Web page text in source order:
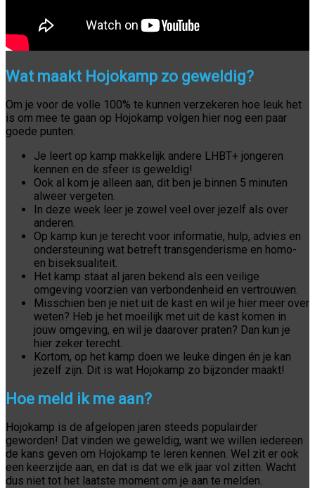
Wat maakt Hojokamp zo geweldig?
Om je voor de volle 100% te kunnen verzekeren hoe leuk het
is om mee te gaan op Hojokamp volgen hier nog een paar
goede punten:
Je leert op kamp makkelijk andere LHBT+ jongeren
kennen en de sfeer is geweldig!
Ook al kom je alleen aan, dit ben je binnen 5 minuten
alweer vergeten.
In deze week leer je zowel veel over jezelf als over
anderen.
Op kamp kun je terecht voor informatie, hulp, advies en
ondersteuning wat betreft transgenderisme en homo-
en biseksualiteit.
Het kamp staat al jaren bekend als een veilige
omgeving voorzien van verbondenheid en vertrouwen.
Misschien ben je niet uit de kast en wil je hier meer over
weten? Heb je het moeilijk met uit de kast komen in
jouw omgeving, en wil je daarover praten? Dan kun je
hier zeker terecht.
Kortom, op het kamp doen we leuke dingen én je kan
jezelf zijn. Dit is wat Hojokamp zo bijzonder maakt!
Hoe meld ik me aan?
Hojokamp is de afgelopen jaren steeds populairder
geworden! Dat vinden we geweldig, want we willen iedereen
de kans geven om Hojokamp te leren kennen. Wel zit er ook
een keerzijde aan, en dat is dat we elk jaar vol zitten. Wacht
dus niet tot het laatste moment om je aan te melden.